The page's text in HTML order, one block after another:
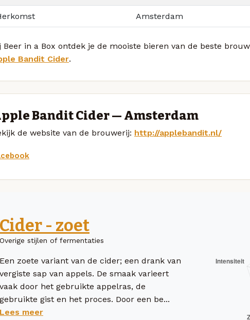
Amsterdam
Beer in a Box ontdek je de mooiste bieren van de beste
Bandit Cider.
Bandit Cider — Amsterdam
de website van de brouwerij: http://applebandit.nl/
Cider - zoet
Overige stijlen of fermentaties
Een zoete variant van de cider; een drank van
vergiste sap van appels. De smaak varieert
vaak door het gebruikte appelras, de
gebruikte gist en het proces. Door een be...
Lees meer